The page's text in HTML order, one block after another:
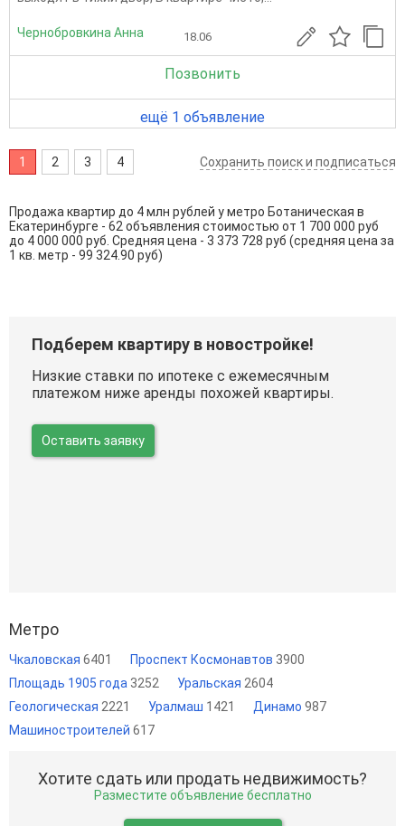
Чернобровкина Анна 18.06
Позвонить
ещё 1 объявление
1 2 3 4 Сохранить поиск и подписаться
Продажа квартир до 4 млн рублей у метро Ботаническая в
Екатеринбурге - 62 объявления стоимостью от 1 700 000 руб
до 4 000 000 руб. Средняя цена - 3 373 728 руб (средняя цена за
1 кв. метр - 99 324.90 руб)
Подберем квартиру в новостройке!
Низкие ставки по ипотеке с ежемесячным
платежом ниже аренды похожей квартиры.
Оставить заявку
Метро
Чкаловская 6401 Проспект Космонавтов 3900
Площадь 1905 года 3252 Уральская 2604
Геологическая 2221 Уралмаш 1421 Динамо 987
Машиностроителей 617
Хотите сдать или продать недвижимость?
Разместите объявление бесплатно